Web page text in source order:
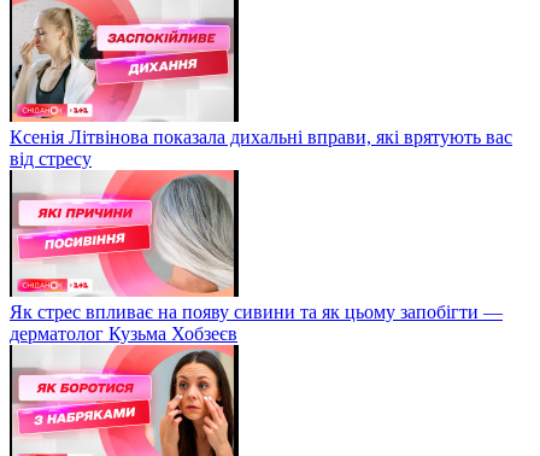
Ксенія Літвінова показала дихальні вправи, які врятують вас
від стресу
Як стрес впливає на появу сивини та як цьому запобігти —
дерматолог Кузьма Хобзеєв